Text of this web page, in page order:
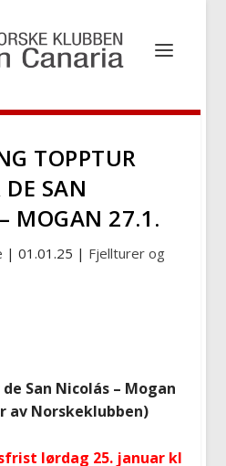
TOPPTUR
SAN
MOGAN 27.1.
|01.01.25 | Fjellturer og
San Nicolás – Mogan
av Norskeklubben)
lørdag 25. januar kl